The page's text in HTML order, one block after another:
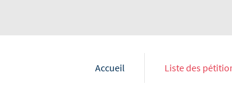
Accueil Liste des